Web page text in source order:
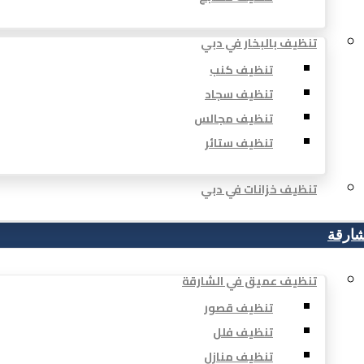
تنظيف بالبخار في دبي
تنظيف كنب
تنظيف سجاد
تنظيف مجالس
تنظيف ستائر
تنظيف خزانات في دبي
تنظيف عميق في الشارقة
تنظيف قصور
تنظيف فلل
تنظيف منازل